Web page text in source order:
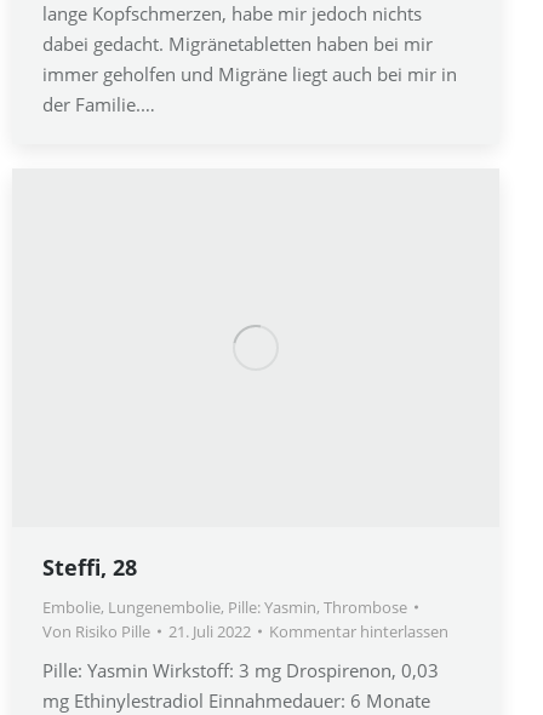
lange Kopfschmerzen, habe mir jedoch nichts
dabei gedacht. Migränetabletten haben bei mir
immer geholfen und Migräne liegt auch bei mir in
der Familie.…
Steffi, 28
Embolie, Lungenembolie, Pille: Yasmin, Thrombose
Von Risiko Pille 21. Juli 2022 Kommentar hinterlassen
Pille: Yasmin Wirkstoff: 3 mg Drospirenon, 0,03
mg Ethinylestradiol Einnahmedauer: 6 Monate